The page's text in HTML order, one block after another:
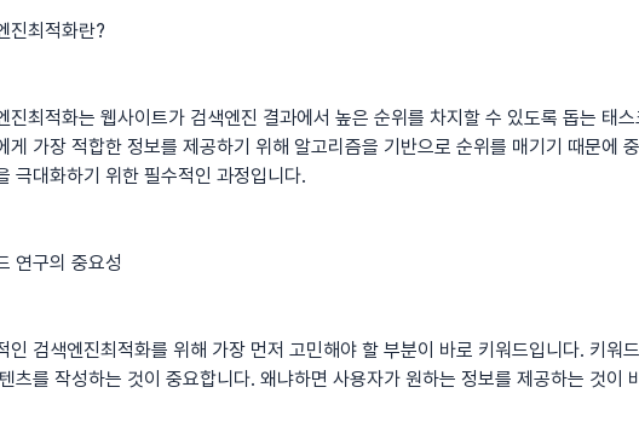
진최적화란?
진최적화는 웹사이트가 검색엔진 결과에서 높은 순위를 차지할 수 있도록 돕는 태
게 가장 적합한 정보를 제공하기 위해 알고리즘을 기반으로 순위를 매기기 때문에
극대화하기 위한 필수적인 과정입니다.
연구의 중요성
인 검색엔진최적화를 위해 가장 먼저 고민해야 할 부분이 바로 키워드입니다. 키워
츠를 작성하는 것이 중요합니다. 왜냐하면 사용자가 원하는 정보를 제공하는 것이